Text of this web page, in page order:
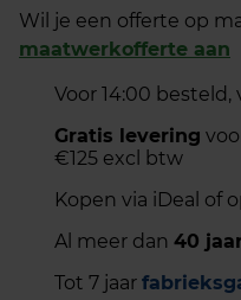
Wil je een offerte op
maatwerkofferte aan
Voor 14:00
Gratis levering
€125 excl btw
Kopen via iDeal of
Al meer dan 40
Tot 7 jaar